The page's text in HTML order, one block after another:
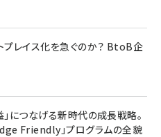
プレイス化を急ぐのか？ BtoB企
につなげる新時代の成長戦略。
Friendly」プログラムの全貌